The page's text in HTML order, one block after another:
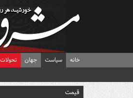
خانه سیاست جهان
قیمت